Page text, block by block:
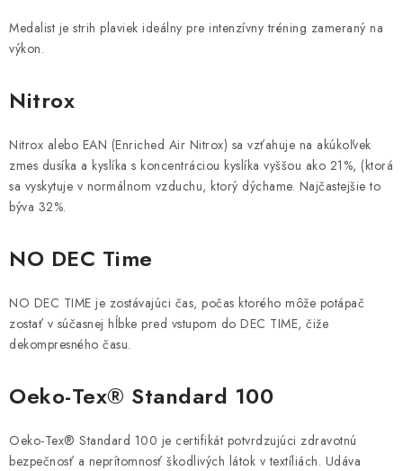
Medalist je strih plaviek ideálny pre intenzívny tréning zameraný na
výkon.
Nitrox
Nitrox alebo EAN (Enriched Air Nitrox) sa vzťahuje na akúkoľvek
zmes dusíka a kyslíka s koncentráciou kyslíka vyššou ako 21%, (ktorá
sa vyskytuje v normálnom vzduchu, ktorý dýchame. Najčastejšie to
býva 32%.
NO DEC Time
NO DEC TIME je zostávajúci čas, počas ktorého môže potápač
zostať v súčasnej hĺbke pred vstupom do DEC TIME, čiže
dekompresného času.
Oeko-Tex® Standard 100
Oeko-Tex® Standard 100 je certifikát potvrdzujúci zdravotnú
bezpečnosť a neprítomnosť škodlivých látok v textíliách. Udáva